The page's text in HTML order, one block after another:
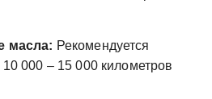
масла: Рекомендуется
000 – 15 000 километров